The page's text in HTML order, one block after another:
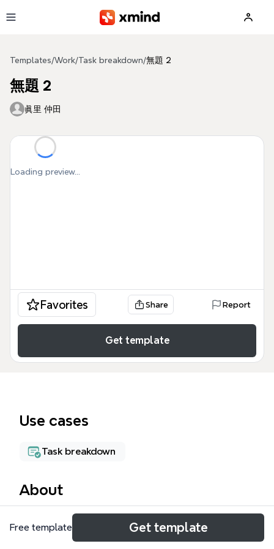
Templates/Work/Task breakdown/無題 2
無題 2
眞里 仲田
Loading preview...
Favorites Share Report
Get template
Use cases
Task breakdown
About
「現状やるべきこと」マインドマップは、M&A（合
併・買収）後の統合プロセスや事業戦略を整理するた
Free template Get template